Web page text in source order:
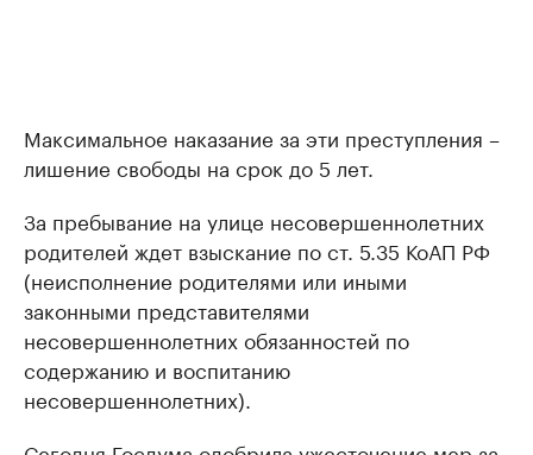
Максимальное наказание за эти преступления –
лишение свободы на срок до 5 лет.
За пребывание на улице несовершеннолетних
родителей ждет взыскание по ст. 5.35 КоАП РФ
(неисполнение родителями или иными
законными представителями
несовершеннолетних обязанностей по
содержанию и воспитанию
несовершеннолетних).